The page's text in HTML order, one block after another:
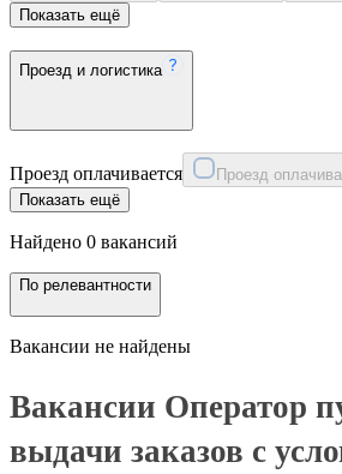
Показать ещё
Проезд и логистика
Проезд оплачивается Проезд
Показать ещё
Найдено 0 вакансий
По релевантности
Вакансии не найдены
Вакансии Оператор
выдачи заказов с